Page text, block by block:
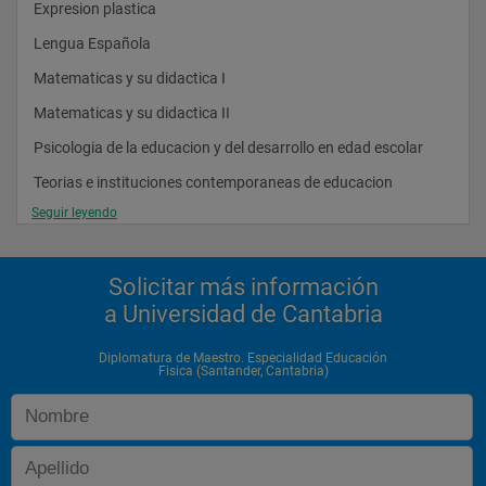
Expresion plastica
Lengua Española
Matematicas y su didactica I
Matematicas y su didactica II
Psicologia de la educacion y del desarrollo en edad escolar
Teorias e instituciones contemporaneas de educacion
Opción: Lengua francesa y su didactica
Asignaturas del Segundo Curso:
Conocimiento del medio natural
Conocimiento del medio natural, social y cultural (diseño
curricular)
Didactica general
Literatura infantil
Seguir leyendo
Solicitar más información
a Universidad de Cantabria
Diplomatura de Maestro. Especialidad Educación
Fisica (Santander, Cantabria)